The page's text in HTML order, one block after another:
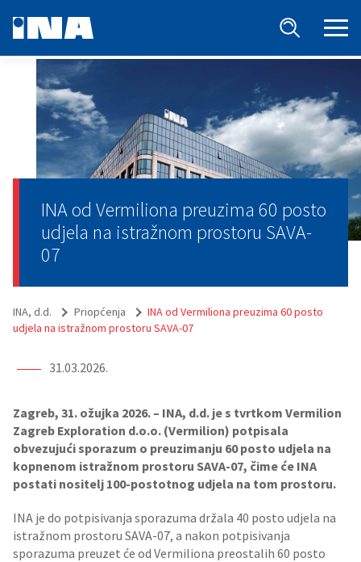
INA od Vermiliona preuzima 60 posto
udjela na istražnom prostoru SAVA-
07
INA, d.d. Priopćenja
INA od Vermiliona preuzima 60 posto
udjela na istražnom prostoru SAVA-07
31.03.2026.
Zagreb, 31. ožujka 2026. – INA, d.d. je s tvrtkom Vermilion
Zagreb Exploration d.o.o. (Vermilion) potpisala
obvezujući sporazum o preuzimanju 60 posto udjela na
kopnenom istražnom prostoru SAVA-07, čime će INA
postati nositelj 100-postotnog udjela na tom prostoru.
INA je do potpisivanja sporazuma držala 40 posto udjela na
istražnom prostoru SAVA-07, a nakon potpisivanja
sporazuma preuzet će od Vermiliona preostalih 60 posto